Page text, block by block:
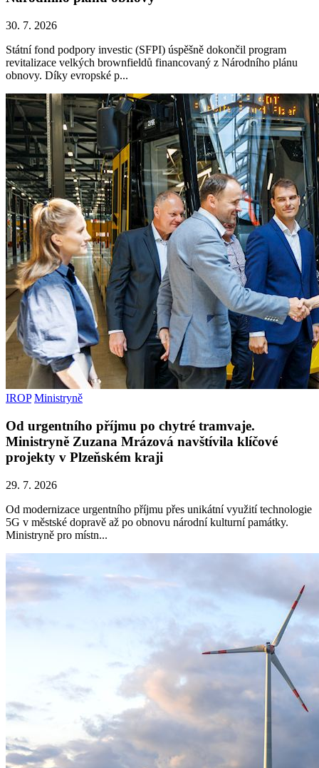
30. 7. 2026
Státní fond podpory investic (SFPI) úspěšně dokončil program
revitalizace velkých brownfieldů financovaný z Národního plánu
obnovy. Díky evropské p...
IROP Ministryně
Od urgentního příjmu po chytré tramvaje.
Ministryně Zuzana Mrázová navštívila klíčové
projekty v Plzeňském kraji
29. 7. 2026
Od modernizace urgentního příjmu přes unikátní využití technologie
5G v městské dopravě až po obnovu národní kulturní památky.
Ministryně pro místn...